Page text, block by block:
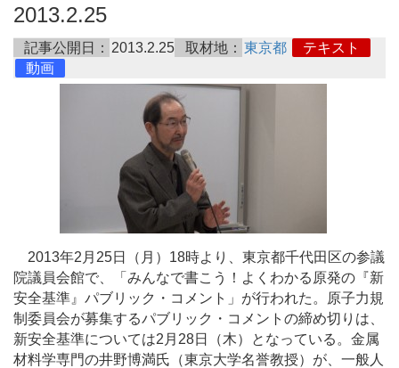
2013.2.25
記事公開日： 2013.2.25 取材地： 東京都
テキスト
動画
2013年2月25日（月）18時より、東京都千代田区の参議
院議員会館で、「みんなで書こう！よくわかる原発の『新
安全基準』パブリック・コメント」が行われた。原子力規
制委員会が募集するパブリック・コメントの締め切りは、
新安全基準については2月28日（木）となっている。金属
材料学専門の井野博満氏（東京大学名誉教授）が、一般人